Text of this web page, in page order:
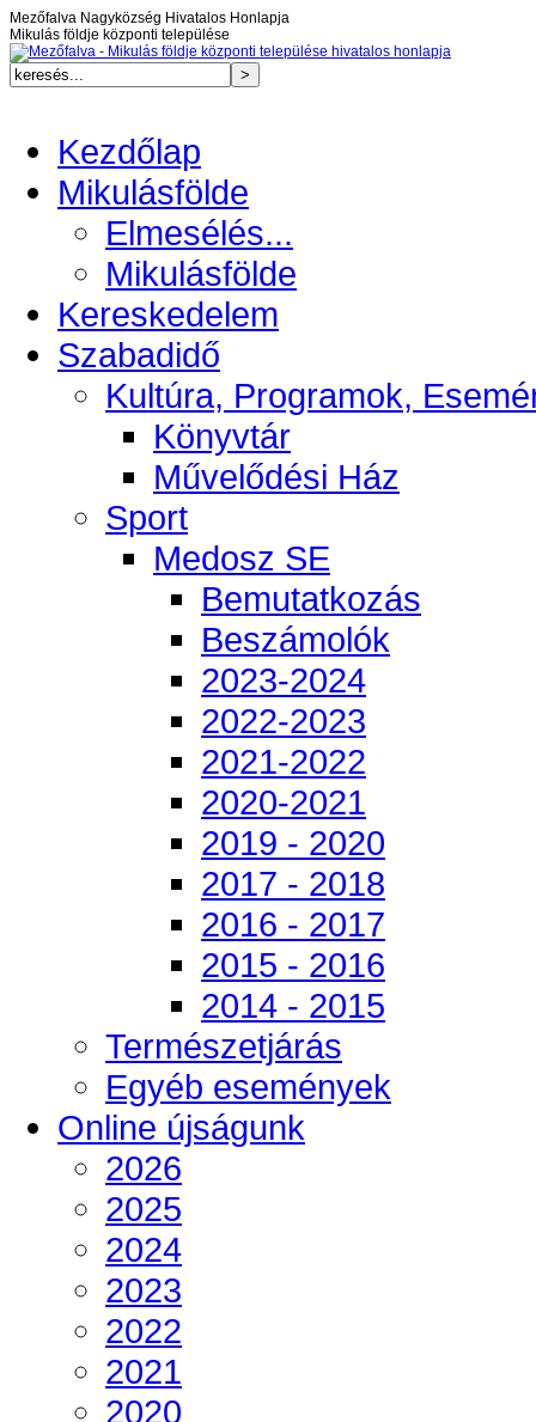
Mezőfalva Nagyközség Hivatalos Honlapja
Mikulás földje központi települése
Kezdőlap
Mikulásfölde
Elmesélés...
Mikulásfölde
Kereskedelem
Szabadidő
Kultúra, Programok,
Könyvtár
Művelődési Ház
Sport
Medosz SE
Bemutatkozás
Beszámolók
2023-2024
2022-2023
2021-2022
2020-2021
2019 - 2020
2017 - 2018
2016 - 2017
2015 - 2016
2014 - 2015
Természetjárás
Egyéb események
Online újságunk
2026
2025
2024
2023
2022
2021
2020